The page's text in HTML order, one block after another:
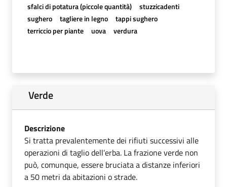
sfalci di potatura (piccole quantità)
stuzzicadenti
sughero
tagliere in legno
tappi sughero
terriccio per piante
uova verdura
Verde
Descrizione
Si tratta prevalentemente dei rifiuti successivi alle
operazioni di taglio dell’erba. La frazione verde non
può, comunque, essere bruciata a distanze inferiori
a 50 metri da abitazioni o strade.